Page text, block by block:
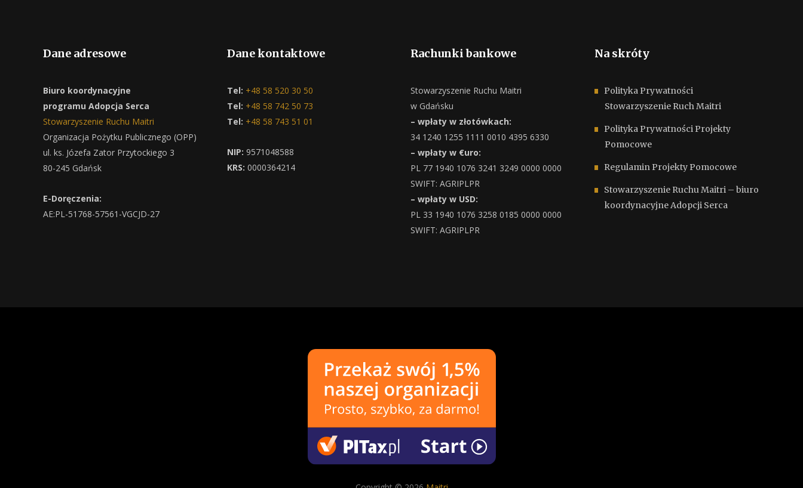
Dane adresowe
Biuro koordynacyjne
programu Adopcja Serca
Stowarzyszenie Ruchu Maitri
Organizacja Pożytku Publicznego (OPP)
ul. ks. Józefa Zator Przytockiego 3
80-245 Gdańsk
E-Doręczenia:
AE:PL-51768-57561-VGCJD-27
Dane kontaktowe
Tel: +48 58 520 30 50
Tel: +48 58 742 50 73
Tel: +48 58 743 51 01
NIP: 9571048588
KRS: 0000364214
Rachunki bankowe
Stowarzyszenie Ruchu Maitri
w Gdańsku
– wpłaty w złotówkach:
34 1240 1255 1111 0010 4395 6330
– wpłaty w €uro:
PL 77 1940 1076 3241 3249 0000 0000
SWIFT: AGRIPLPR
– wpłaty w USD:
PL 33 1940 1076 3258 0185 0000 0000
SWIFT: AGRIPLPR
Na skróty
Polityka Prywatności
Stowarzyszenie Ruch Maitri
Polityka Prywatności Projekty
Pomocowe
Regulamin Projekty Pomocowe
Stowarzyszenie Ruchu Maitri – biuro
koordynacyjne Adopcji Serca